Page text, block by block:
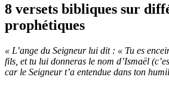
8 versets bibliques sur
prophétiques
« L’ange du Seigneur lui dit : « Tu es
fils, et tu lui donneras le nom d’Ismaël
car le Seigneur t’a entendue dans ton